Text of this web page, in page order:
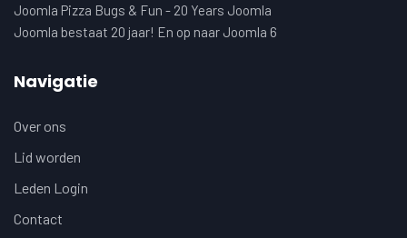
Joomla Pizza Bugs & Fun - 20 Years Joomla
Joomla bestaat 20 jaar! En op naar Joomla 6
Navigatie
Over ons
Lid worden
Leden Login
Contact